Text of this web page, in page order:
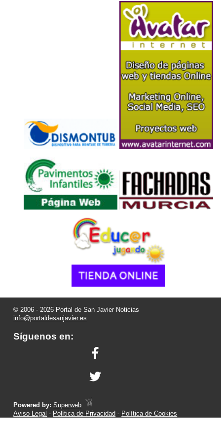
© 2006 - 2026 Portal de San Javier Noticias
info@portaldesanjavier.es
Síguenos en:
Powered by:Superweb
Aviso Legal - Política de Privacidad - Política de Cookies